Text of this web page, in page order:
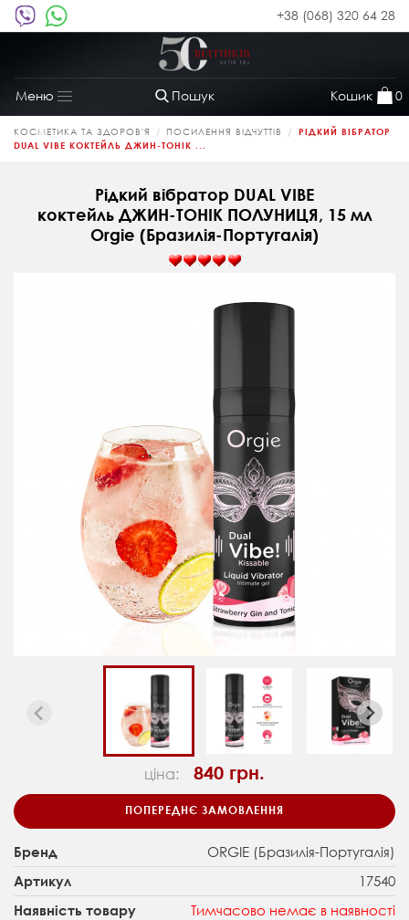
+38 (068) 320 64 28
Пошук Кошик 0
Меню
Toggle
navigation
КОСМЕТИКА ТА ЗДОРОВ'Я ПОСИЛЕННЯ ВІДЧУТТІВ
РІДКИЙ ВІБРАТОР
DUAL VIBE КОКТЕЙЛЬ ДЖИН-ТОНІК ...
Рідкий вібратор DUAL VIBE
коктейль ДЖИН-ТОНІК ПОЛУНИЦЯ, 15 мл
Orgie (Бразилія-Португалія)
ціна: 840 грн.
ПОПЕРЕДНЄ ЗАМОВЛЕННЯ
Бренд ORGIE (Бразилія-Португалія)
Артикул 17540
Наявність товару Тимчасово немає в наявності